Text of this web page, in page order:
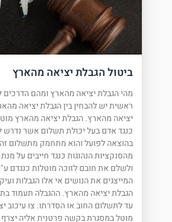
ביטול הגבלת יציאה מהארץ
מהי הגבלת יציאה מהארץ ומהם הדרכים
ראשית יש להבחין בין הגבלת יציאה
יציאה מהארץ. הגבלת יציאה מהארץ
כנגד אדם בעל יכולת תשלום אשר נדרש
בהוצאה לפועל והוא מתחמק מתשלום
מהסנקציות הנהוגות כנגד חייבים על
ולשלם את חובם לזוכה מוטלות כנגדם
המייצגים את הנושים אי אלו הגבלות
הגבלת יציאה מהארץ. ההגבלה תעמוד
עד לתשלום החוב או הסדרתו. צו עיכוב
מוטל במסגרת בקשה פרטנית אליה